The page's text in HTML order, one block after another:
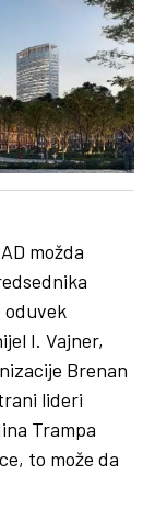
možda
oduvek
I. Vajner,
Brenan
lideri
Trampa
to može da